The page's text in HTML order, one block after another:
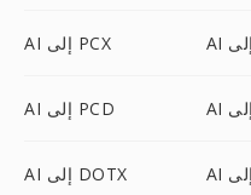
AI إلى PCX
AI إلى PCD
AI إلى DOTX